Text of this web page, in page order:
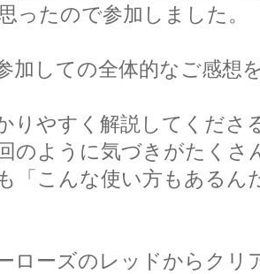
ったので参加しました。
加しての全体的なご感想
りやすく解説してくださ
のように気づきがたくさ
「こんな使い方もあるん
ローズのレッドからクリ